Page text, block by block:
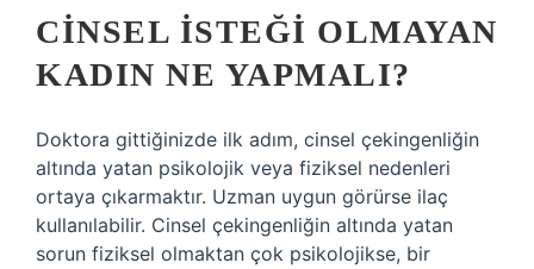
CINSEL ISTEĞI OLMAYAN
KADIN NE YAPMALI?
Doktora gittiğinizde ilk adım, cinsel çekingenliğin
altında yatan psikolojik veya fiziksel nedenleri
ortaya çıkarmaktır. Uzman uygun görürse ilaç
kullanılabilir. Cinsel çekingenliğin altında yatan
sorun fiziksel olmaktan çok psikolojikse, bir